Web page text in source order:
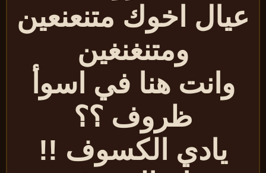
اخوك متنعنعين
ومتنغنغين
وانت هنا في اسوأ
ظروف ؟؟
يادي الكسوف !!